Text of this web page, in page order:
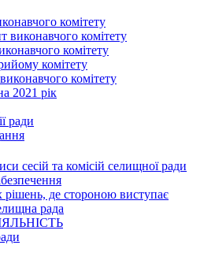
комітету
виконавчого комітету
комітету
комітету
комітету
2021 рік
ради
сесій та комісій селищної ради
рішень, де стороною виступає
рада